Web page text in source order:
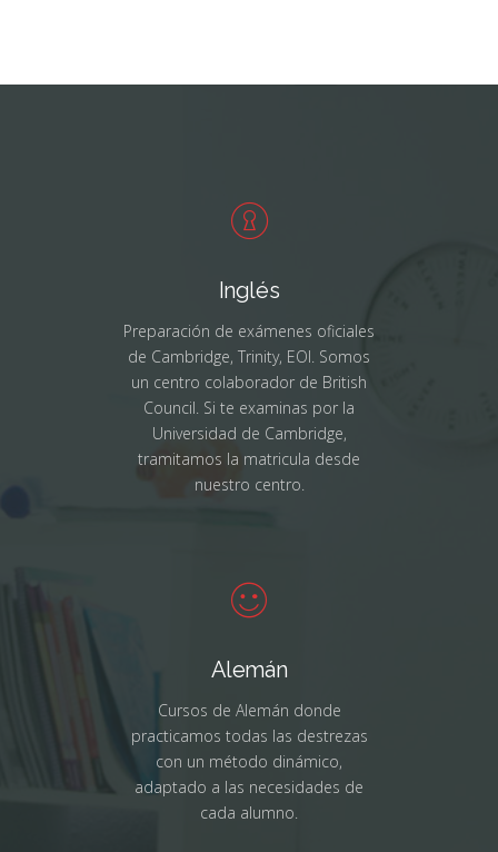
Inglés
Preparación de exámenes oficiales
de Cambridge, Trinity, EOI. Somos
un centro colaborador de British
Council. Si te examinas por la
Universidad de Cambridge,
tramitamos la matricula desde
nuestro centro.
Alemán
Cursos de Alemán donde
practicamos todas las destrezas
con un método dinámico,
adaptado a las necesidades de
cada alumno.